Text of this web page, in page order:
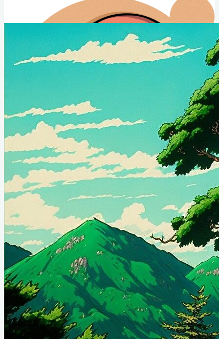
Club Animé Québec
Le club de culture japonaise de l'Université Laval
Événements
À propos
Conseil Administratif
Contact